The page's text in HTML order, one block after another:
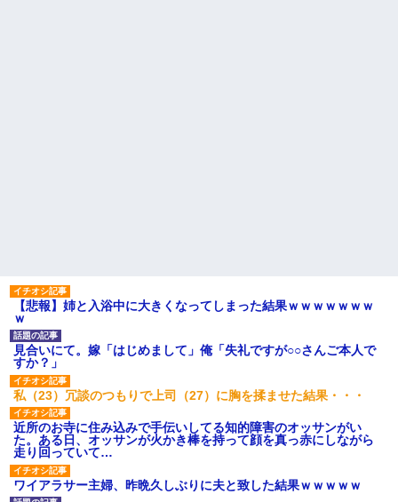
嫁の妹（26歳）がずっとウチに泊まりに来た結果→俺がヤバイｗ
ｗｗｗｗｗｗｗ
妻「ずっと好きだった人と一緒になりたいから、わかれてくださ
い」→離婚後、娘と実家で生活してると…
わい(42)渋谷の夜のサービスで19の女の子にゴックンさせた結果
ｗｗｗｗｗｗｗｗ
旦那が長男のDNA鑑定をしたら血縁関係0%だった。旦那「やっぱ
りウワキしてたんだな…」長男「俺は誰の子供なの？」長女・次
【悲報】姉と入浴中に大きくなってしまった結果ｗｗｗｗｗｗｗ
ｗ
見合いにて。嫁「はじめまして」俺「失礼ですが○○さんご本人で
すか？」
私（23）冗談のつもりで上司（27）に胸を揉ませた結果・・・
近所のお寺に住み込みで手伝いしてる知的障害のオッサンがい
た。ある日、オッサンが火かき棒を持って顔を真っ赤にしながら
走り回っていて…
ワイアラサー主婦、昨晩久しぶりに夫と致した結果ｗｗｗｗｗ